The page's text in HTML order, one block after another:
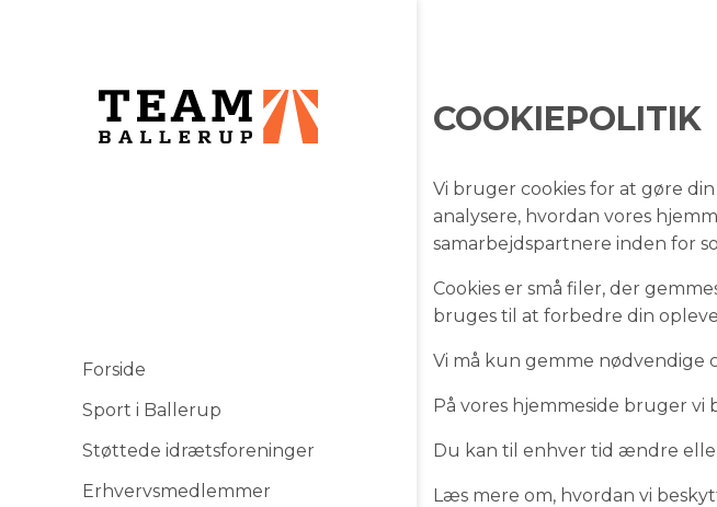
Forside
Sport i Ballerup
Støttede idrætsforeninger
Erhvervsmedlemmer
COOKIEPOLITIK
Vi bruger cookies for at gøre
analysere, hvordan vores
samarbejdspartnere inden for
Cookies er små filer, der
bruges til at forbedre din
Vi må kun gemme nødvendige
På vores hjemmeside bruger vi
Du kan til enhver tid ændre
Læs mere om, hvordan vi